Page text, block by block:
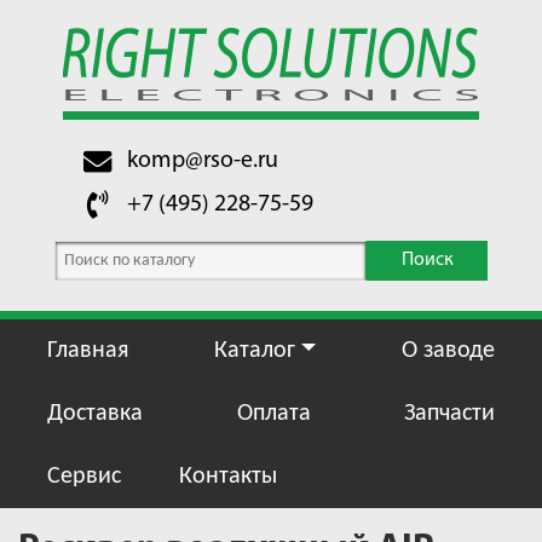
komp@rso-e.ru
+7 (495) 228-75-59
Поиск
Главная Каталог О заводе
Доставка Оплата Запчасти
Сервис Контакты